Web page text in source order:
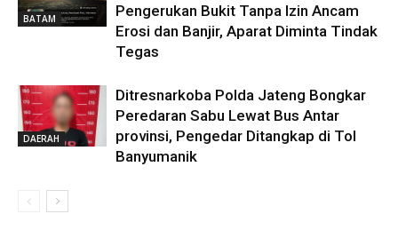
BATAM
Pengerukan Bukit Tanpa Izin Ancam
Erosi dan Banjir, Aparat Diminta Tindak
Tegas
DAERAH
Ditresnarkoba Polda Jateng Bongkar
Peredaran Sabu Lewat Bus Antar
provinsi, Pengedar Ditangkap di Tol
Banyumanik